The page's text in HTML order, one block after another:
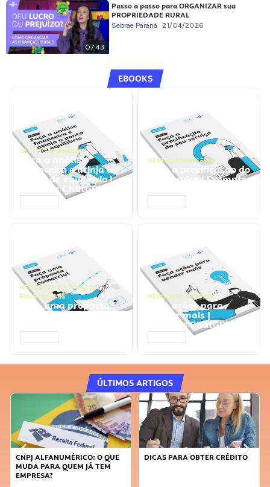
07:43
Passo a passo para ORGANIZAR sua
PROPRIEDADE RURAL
Sebrae Paraná 21/04/2026
EBOOKS
GESTÃO FINANCEIRA
Faça a análise
financeira e atinja o
ponto de equilíbrio |
Prompts ChatGPT
GESTÃO FINANCEIRA
Faça a precificação do
seu serviço | Prompts
NEGÓCIOS, PROCESSOS
EMPRESARIAIS
Faça uma proposta
comercial | Prompts
NEGÓCIOS, VENDAS
Faça ações para
vender mais |
Prompts ChatGPT
ÚLTIMOS ARTIGOS
DICAS PARA OBTER CRÉDITO
FAÇA A DIFERENÇA: SEJA